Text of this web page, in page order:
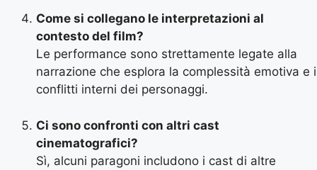
Come si collegano le interpretazioni al
contesto del film?
Le performance sono strettamente legate alla
narrazione che esplora la complessità emotiva e i
conflitti interni dei personaggi.
Ci sono confronti con altri cast
cinematografici?
Sì, alcuni paragoni includono i cast di altre